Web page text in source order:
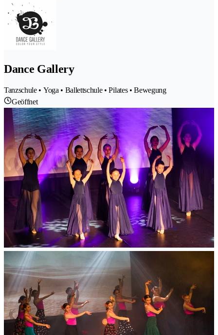
Dance Gallery
Tanzschule • Yoga • Ballettschule • Pilates • Bewegung
Geöffnet